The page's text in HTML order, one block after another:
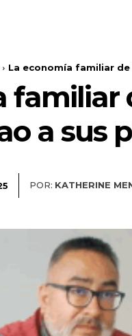
La economía familiar
familiar
a sus
POR: KATHERINE